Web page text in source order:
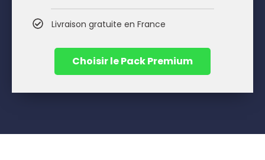
Livraison gratuite en France
Choisir le Pack Premium